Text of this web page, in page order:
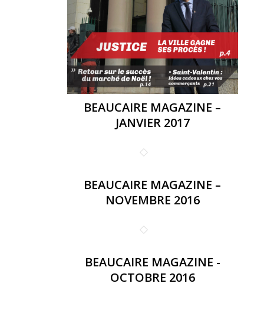
BEAUCAIRE MAGAZINE –
JANVIER 2017
BEAUCAIRE MAGAZINE –
NOVEMBRE 2016
BEAUCAIRE MAGAZINE -
OCTOBRE 2016